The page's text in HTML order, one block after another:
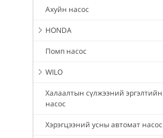
Ахуйн насос
HONDA
Помп насос
WILO
Халаалтын сүлжээний эргэлтийн
насос
Хэрэгцээний усны автомат насос